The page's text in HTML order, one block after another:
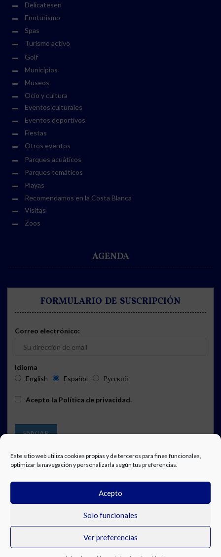
Este sitio web utiliza cookies propias y de terceros para fines funcionales,
optimizar la navegación y personalizarla según tus preferencias.
Acepto
Solo funcionales
Ver preferencias
Delicatesen
Enoturismo
Spas
Turismo activo
Golf
Municipios
Museos
Ocio y cultura
Eventos culturales
Eventos deportivos
Fiestas
Otros eventos
Parques acuáticos
Parques temáticos
Playas
Recomendamos en la Costa Blanca
Visitas
Zoos
AGENDA
FORMULARIO DE SUSCRIPCIÓN
Correo electrónico:
Idioma
English
Español Русский
Acepto la Política de privacidad.
SUSCRIPCIÓN A LA AGENDA
TRABAJA CON NOSOTROS
© Costa Blanca Up. All rights reserved.